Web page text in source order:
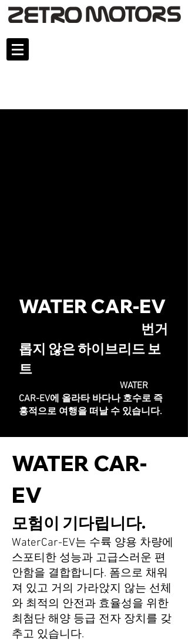
WATER CAR-EV
번거
롭지 않은 하이브리드 보
트
WATER
CAR-EV에 올라타 바다나 호수로 즉
흥적으로 여행을 떠날 수 있습니다.
WATER CAR-
EV
모험이 기다립니다.
WaterCar-EV는 수륙 양용 차량에
스포티한 성능과 고급스러운 편
안함을 결합합니다. 폼으로 채워
져 있고 거의 가라앉지 않는 선체
와 최적의 안전과 효율성을 위한
최첨단 해양 등급 전자 장치를 갖
추고 있습니다.